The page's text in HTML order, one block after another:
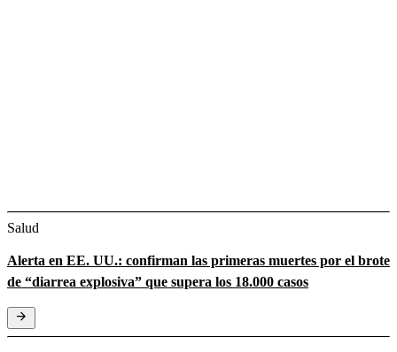
Salud
Alerta en EE. UU.: confirman las primeras muertes por el brote
de “diarrea explosiva” que supera los 18.000 casos